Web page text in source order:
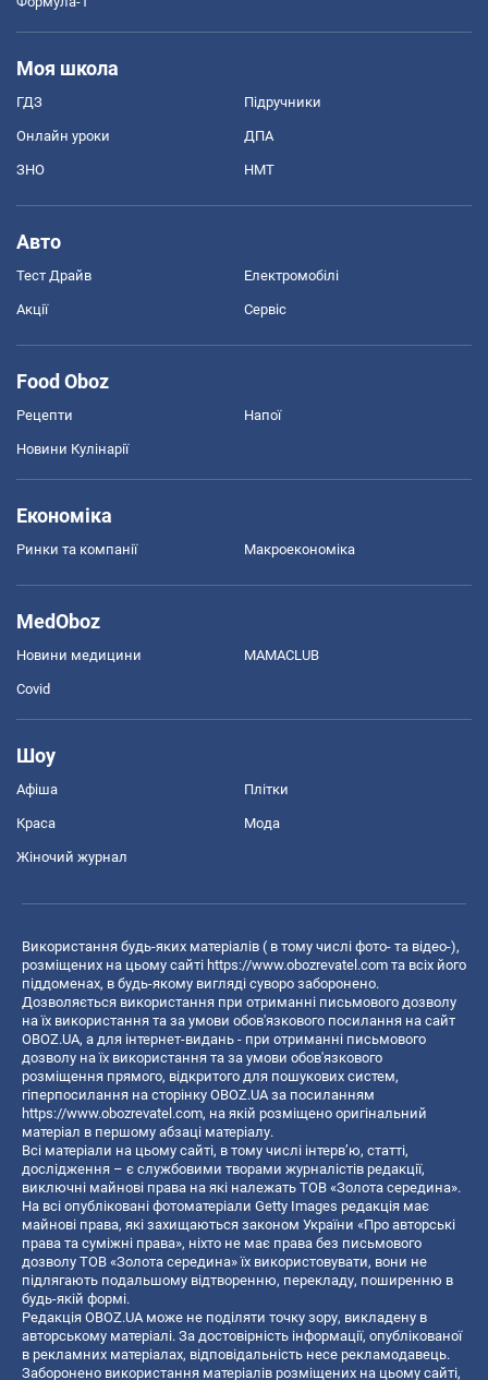
Моя школа
ГДЗ Підручники
Онлайн уроки ДПА
ЗНО НМТ
Авто
Тест Драйв Електромобілі
Акції Сервіс
Food Oboz
Рецепти Напої
Новини Кулінарії
Економіка
Ринки та компанії Макроекономіка
MedOboz
Новини медицини MAMACLUB
Covid
Шоу
Афіша Плітки
Краса Мода
Жіночий журнал
Використання будь-яких матеріалів ( в тому числі фото- та відео-),
розміщених на цьому сайті https://www.obozrevatel.com та всіх його
піддоменах, в будь-якому вигляді суворо заборонено.
Дозволяється використання при отриманні письмового дозволу
на їх використання та за умови обов'язкового посилання на сайт
OBOZ.UA, а для інтернет-видань - при отриманні письмового
дозволу на їх використання та за умови обов'язкового
розміщення прямого, відкритого для пошукових систем,
гіперпосилання на сторінку OBOZ.UA за посиланням
https://www.obozrevatel.com, на якій розміщено оригінальний
матеріал в першому абзаці матеріалу.
Всі матеріали на цьому сайті, в тому числі інтерв’ю, статті,
дослідження – є службовими творами журналістів редакції,
виключні майнові права на які належать ТОВ «Золота середина».
На всі опубліковані фотоматеріали Getty Images редакція має
майнові права, які захищаються законом України «Про авторські
права та суміжні права», ніхто не має права без письмового
дозволу ТОВ «Золота середина» їх використовувати, вони не
підлягають подальшому відтворенню, перекладу, поширенню в
будь-якій формі.
Редакція OBOZ.UA може не поділяти точку зору, викладену в
авторському матеріалі. За достовірність інформації, опублікованої
в рекламних матеріалах, відповідальність несе рекламодавець.
Заборонено використання матеріалів розміщених на цьому сайті,